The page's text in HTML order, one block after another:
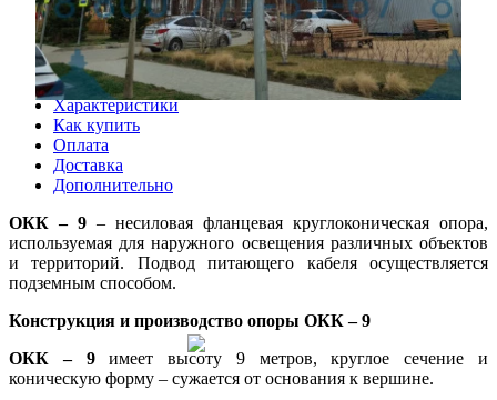
Описание
Характеристики
Как купить
Оплата
Доставка
Дополнительно
ОКК – 9 – несиловая фланцевая круглоконическая опора,
используемая для наружного освещения различных объектов
и территорий. Подвод питающего кабеля осуществляется
подземным способом.
Конструкция и производство опоры ОКК – 9
ОКК – 9имеет высоту 9 метров, круглое сечение и
коническую форму – сужается от основания к вершине.